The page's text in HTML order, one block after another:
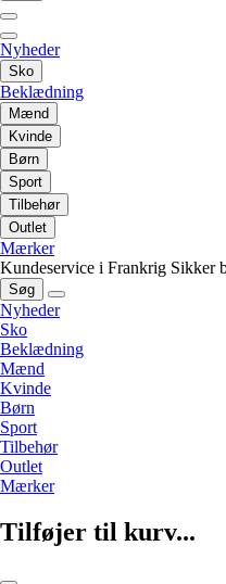
Nyheder
Sko
Beklædning
Mænd
Kvinde
Børn
Sport
Tilbehør
Outlet
Mærker
Kundeservice i Frankrig Sikker
Søg
Nyheder
Sko
Beklædning
Mænd
Kvinde
Børn
Sport
Tilbehør
Outlet
Mærker
Tilføjer til kurv...